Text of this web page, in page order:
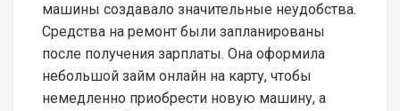
машины создавало значительные неудобства.
Средства на ремонт были запланированы
после получения зарплаты. Она оформила
небольшой займ онлайн на карту, чтобы
немедленно приобрести новую машину, а